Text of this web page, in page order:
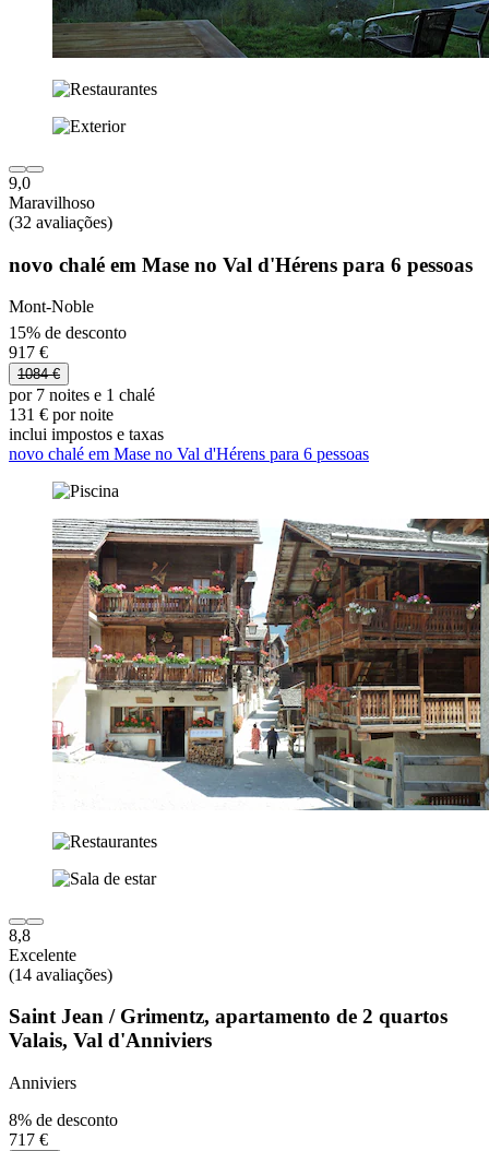
9,0
Maravilhoso
(32 avaliações)
novo chalé em Mase no Val d'Hérens para 6 pessoas
Mont-Noble
15% de desconto
917 €
1084 €
por 7 noites e 1 chalé
131 € por noite
inclui impostos e taxas
novo chalé em Mase no Val d'Hérens para 6 pessoas
8,8
Excelente
(14 avaliações)
Saint Jean / Grimentz, apartamento de 2 quartos
Valais, Val d'Anniviers
Anniviers
8% de desconto
717 €